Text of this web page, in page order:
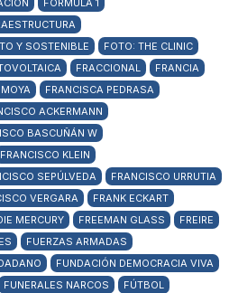
FÓRMULA 1
Y SOSTENIBLE
FOTO: THE CLINIC
FRACCIONAL
FRANCIA
FRANCISCA PEDRASA
ACKERMANN
BASCUÑÁN W
FRANCISCO KLEIN
SEPÚLVEDA
FRANCISCO URRUTIA
VERGARA
FRANK ECKART
MERCURY FREEMAN GLASS
FREIRE
FUERZAS ARMADAS
FUNDACIÓN DEMOCRACIA VIVA
FUNERALES NARCOS
FÚTBOL